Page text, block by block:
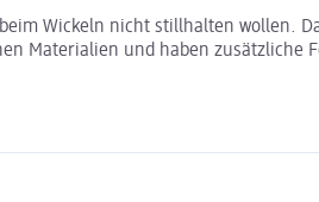
Wickeln nicht stillhalten wollen.
Materialien und haben